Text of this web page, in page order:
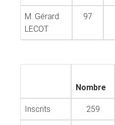
M. Gérard
LECOT
97
Nombre
Inscrits 259